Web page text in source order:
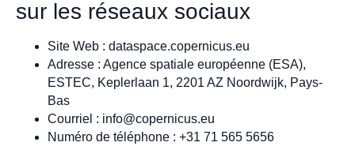
sur les réseaux sociaux
Site Web : dataspace.copernicus.eu
Adresse : Agence spatiale européenne (ESA),
ESTEC, Keplerlaan 1, 2201 AZ Noordwijk, Pays-
Bas
Courriel : info@copernicus.eu
Numéro de téléphone : +31 71 565 5656